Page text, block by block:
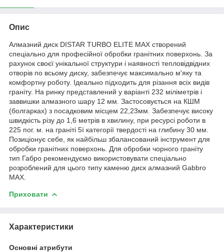
Опис
Алмазний диск DISTAR TURBO ELITE MAX створений
спеціально для професійної обробки гранітних поверхонь. За
рахунок своєї унікальної структури і наявності тепловідвідних
отворів по всьому диску, забезпечує максимально м'яку та
комфортну роботу. Ідеально підходить для різання всіх видів
граніту. На ринку представлений у варіанті 232 міліметрів і
заввишки алмазного шару 12 мм. Застосовується на КШМ
(болгарках) з посадковим місцем 22,23мм. Забезпечує високу
швидкість різу до 1,6 метрів в хвилину, при ресурсі роботи в
225 пог. м. на граніті 5ї категорії твердості на глибину 30 мм.
Позиціонує себе, як найбільш збалансований інструмент для
обробки гранітних поверхонь. Для обробки чорного граніту
тип Габро рекомендуємо використовувати спеціально
розроблений для цього типу каменю диск алмазний Gabbro
MAX.
Приховати
Характеристики
Основні атрибути